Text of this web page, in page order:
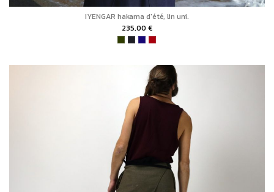
IYENGAR hakama d'été, lin uni.
235,00 €